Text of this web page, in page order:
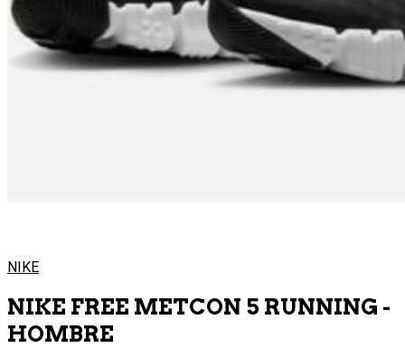
NIKE
NIKE FREE METCON 5 RUNNING -
HOMBRE